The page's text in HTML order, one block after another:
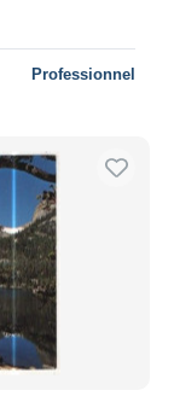
Professionnel